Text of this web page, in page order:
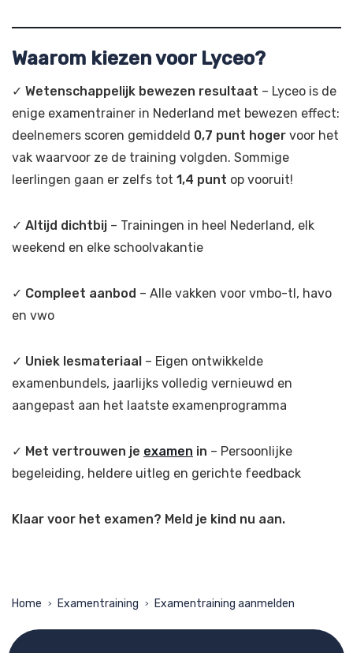
Waarom kiezen voor Lyceo?
✓ Wetenschappelijk bewezen resultaat – Lyceo is de
enige examentrainer in Nederland met bewezen effect:
deelnemers scoren gemiddeld 0,7 punt hoger voor het
vak waarvoor ze de training volgden. Sommige
leerlingen gaan er zelfs tot 1,4 punt op vooruit!
✓ Altijd dichtbij – Trainingen in heel Nederland, elk
weekend en elke schoolvakantie
✓ Compleet aanbod – Alle vakken voor vmbo-tl, havo
en vwo
✓ Uniek lesmateriaal – Eigen ontwikkelde
examenbundels, jaarlijks volledig vernieuwd en
aangepast aan het laatste examenprogramma
✓ Met vertrouwen je examen in – Persoonlijke
begeleiding, heldere uitleg en gerichte feedback
Klaar voor het examen? Meld je kind nu aan.
Home > Examentraining > Examentraining aanmelden